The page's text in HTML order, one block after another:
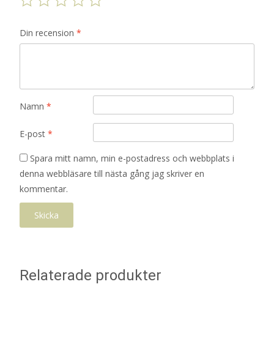
Din recension *
Namn *
E-post *
Spara mitt namn, min e-postadress och webbplats i
denna webbläsare till nästa gång jag skriver en
kommentar.
Relaterade produkter